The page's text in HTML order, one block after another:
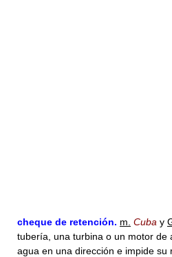
cheque de retención. m. Cuba y
tubería, una turbina o un motor de
agua en una dirección e impide su